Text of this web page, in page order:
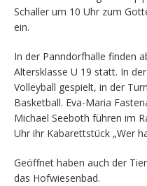
Schaller um 10 Uhr zum
ein.
In der Panndorfhalle finden
Altersklasse U 19 statt. In
Volleyball gespielt, in der
Basketball. Eva-Maria
Michael Seeboth führen im
Uhr ihr Kabarettstück „Wer
Geöffnet haben auch der
das Hofwiesenbad.